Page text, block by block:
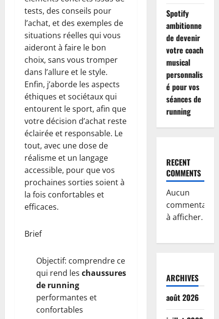
tests, des conseils pour
l’achat, et des exemples de
situations réelles qui vous
aideront à faire le bon
choix, sans vous tromper
dans l’allure et le style.
Enfin, j’aborde les aspects
éthiques et sociétaux qui
entourent le sport, afin que
votre décision d’achat reste
éclairée et responsable. Le
tout, avec une dose de
réalisme et un langage
accessible, pour que vos
prochaines sorties soient à
la fois confortables et
efficaces.
Brief
Objectif: comprendre ce
qui rend les chaussures
de running
performantes et
confortables
Spotify
ambitionne
de devenir
votre coach
musical
personnalis
é pour vos
séances de
running
RECENT
COMMENTS
Aucun
commentaire
à afficher.
ARCHIVES
août 2026